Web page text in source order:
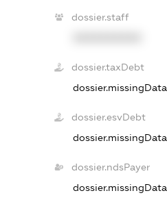
dossier.staff
dossier.taxDebt
dossier.missingData
dossier.esvDebt
dossier.missingData
dossier.ndsPayer
dossier.missingData